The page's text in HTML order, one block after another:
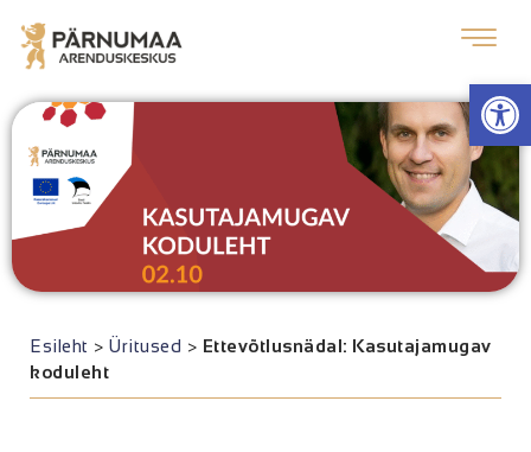
Esileht > Üritused > Ettevõtlusnädal: Kasutajamugav
koduleht